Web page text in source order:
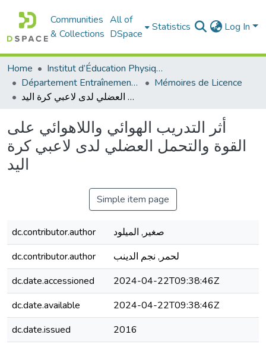
Communities
& Collections
All of
DSpace
Statistics Log In
Home
Institut d’Éducation Physique et Sportive
Département Entraînement Sportif (ES)
Mémoires de Licence
أثر التدريب الهوائي واللاهوائي على القوة والتحمل العضلي لدى لاعبي كرة اليد
أثر التدريب الهوائي واللاهوائي على
القوة والتحمل العضلي لدى لاعبي كرة
اليد
Simple item page
dc.contributor.author
صغير, الميلود
dc.contributor.author
لحمر, نجم الدينب
dc.date.accessioned
2024-04-22T09:38:46Z
dc.date.available
2024-04-22T09:38:46Z
dc.date.issued
2016